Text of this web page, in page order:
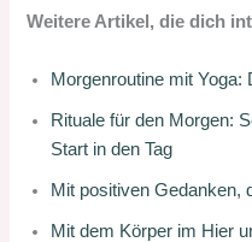
Weitere Artikel, die dich
Morgenroutine mit Yoga:
Rituale für den Morgen:
Start in den Tag
Mit positiven Gedanken,
Mit dem Körper im Hier